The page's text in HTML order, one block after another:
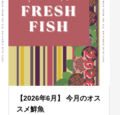
【2026年6月】 今月のオス
スメ鮮魚